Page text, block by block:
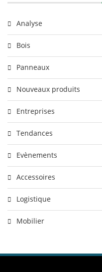
Analyse
Bois
Panneaux
Nouveaux produits
Entreprises
Tendances
Evènements
Accessoires
Logistique
Mobilier